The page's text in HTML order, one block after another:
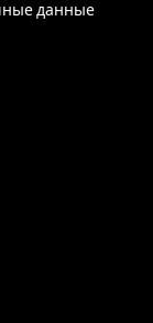
данные